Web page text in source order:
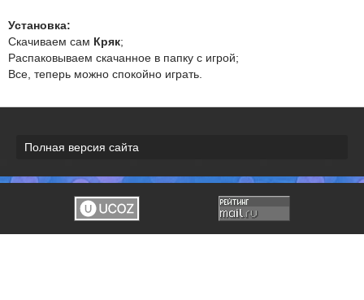
Установка:
Скачиваем сам Кряк;
Распаковываем скачанное в папку с игрой;
Все, теперь можно спокойно играть.
Полная версия сайта